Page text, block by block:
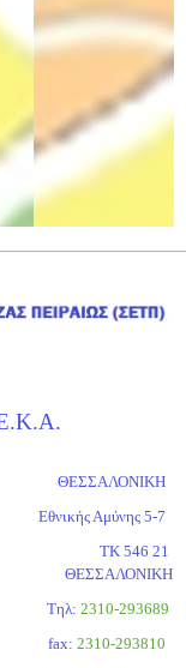
ΘΕΣΣΑΛΟΝΙΚΗ
Εθνικής Αμύνης 5-7
ΤΚ 546 21
ΘΕΣΣΑΛΟΝΙΚΗ
2310-293689
2310-293810